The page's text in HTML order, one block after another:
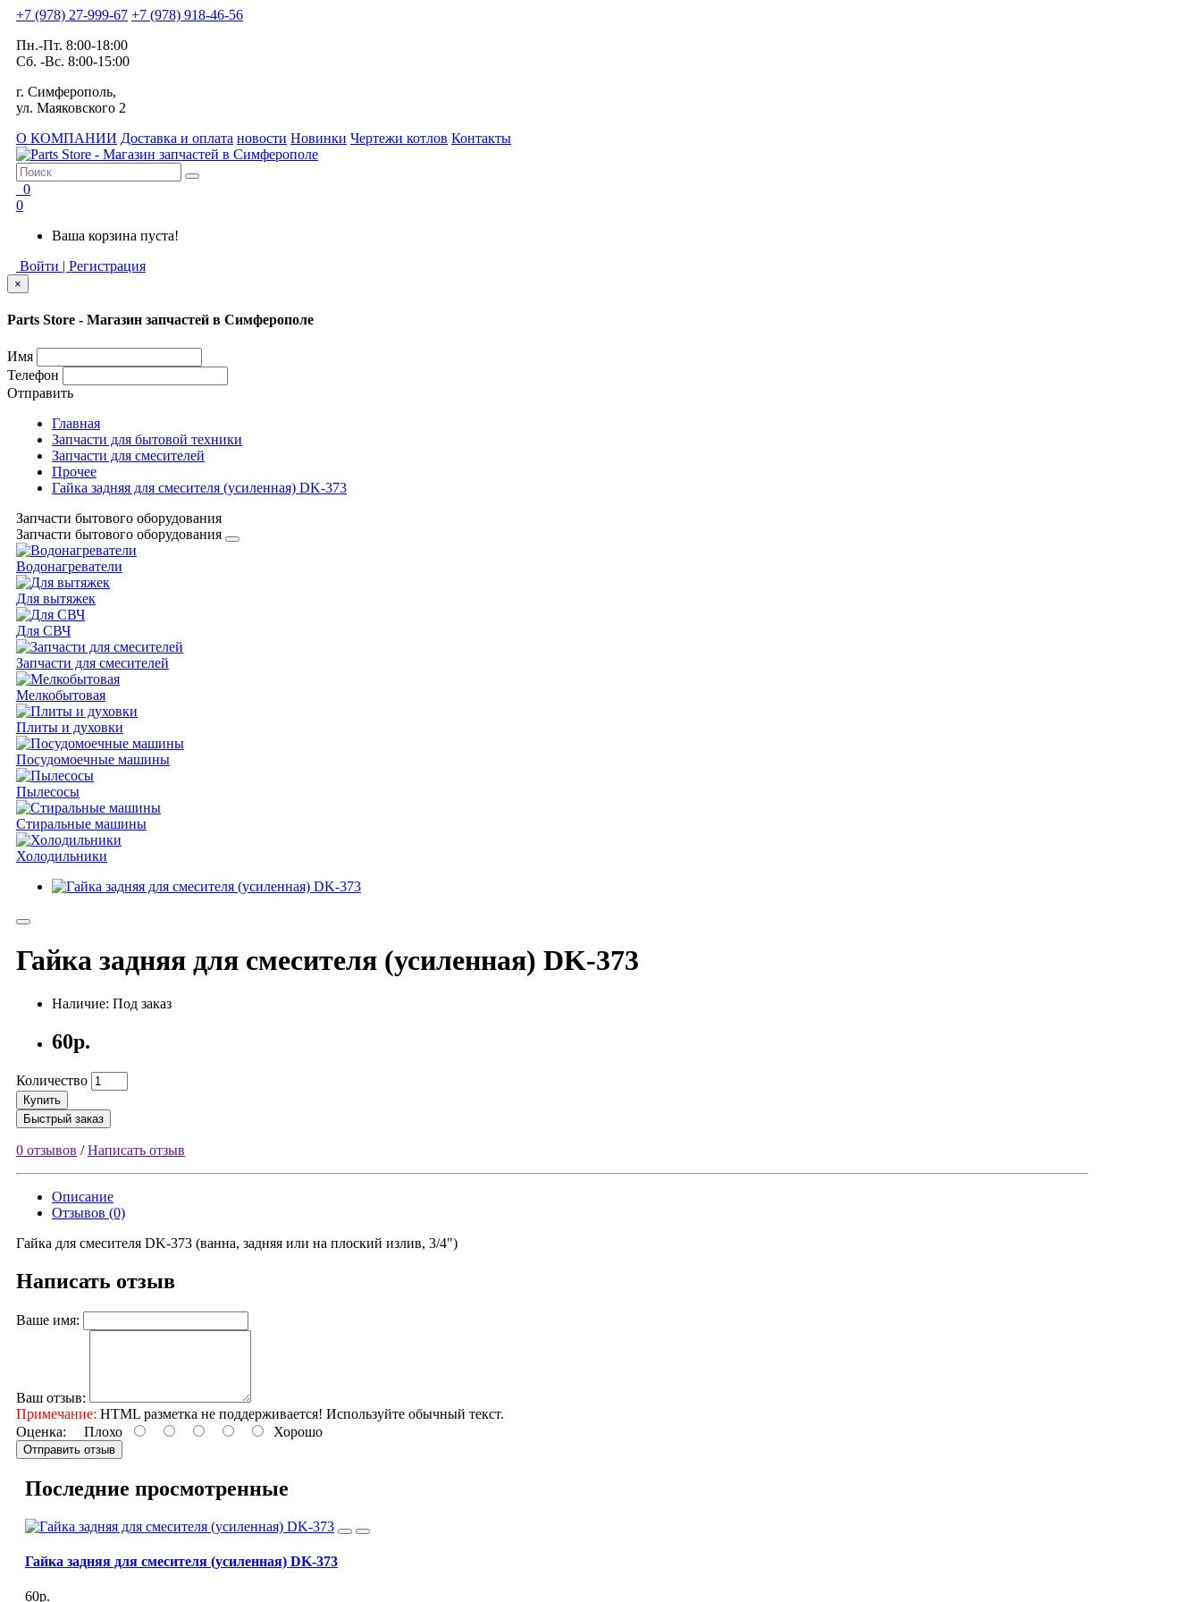
+7 (978) 27-999-67 +7 (978) 918-46-56
Пн.-Пт. 8:00-18:00
Сб. -Вс. 8:00-15:00
г. Симферополь,
ул. Маяковского 2
О КОМПАНИИ Доставка и оплата новости Новинки Чертежи котлов Контакты
0
0
Ваша корзина пуста!
Войти | Регистрация
×
Parts Store - Магазин запчастей в Симферополе
Имя
Телефон
Отправить
Главная
Запчасти для бытовой техники
Запчасти для смесителей
Прочее
Гайка задняя для смесителя (усиленная) DK-373
Запчасти бытового оборудования
Запчасти бытового оборудования
Водонагреватели
Для вытяжек
Для СВЧ
Запчасти для смесителей
Мелкобытовая
Плиты и духовки
Посудомоечные машины
Пылесосы
Стиральные машины
Холодильники
Гайка задняя для смесителя (усиленная) DK-373
Наличие: Под заказ
60р.
Количество
Купить
Быстрый заказ
0 отзывов /Написать отзыв
Описание
Отзывов (0)
Гайка для смесителя DK-373 (ванна, задняя или на плоский излив, 3/4")
Написать отзыв
Ваше имя:
Ваш отзыв:
Примечание: HTML разметка не поддерживается! Используйте обычный текст.
Оценка: Плохо Хорошо
Отправить отзыв
Последние просмотренные
Гайка задняя для смесителя (усиленная) DK-373
60р.